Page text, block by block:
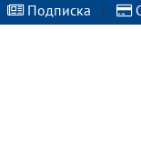
Подписка |